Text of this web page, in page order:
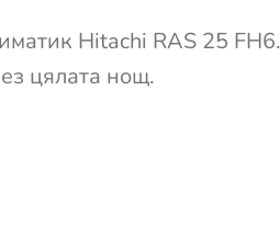
Hitachi RAS 25
цялата нощ.